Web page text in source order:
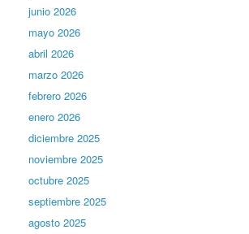
junio 2026
mayo 2026
abril 2026
marzo 2026
febrero 2026
enero 2026
diciembre 2025
noviembre 2025
octubre 2025
septiembre 2025
agosto 2025